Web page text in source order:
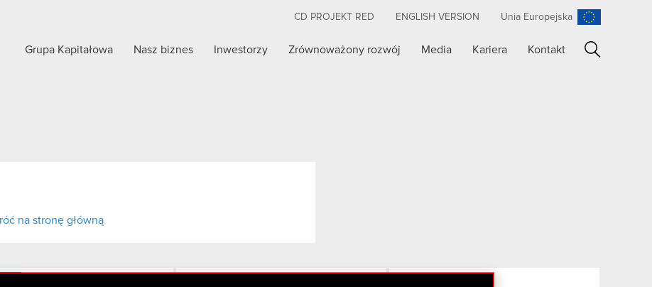
CD PROJEKT RED ENGLISH VERSION Unia Europejska
Grupa Kapitałowa Nasz biznes Inwestorzy Zrównoważony rozwój Media Kariera Kontakt
na stronę główną